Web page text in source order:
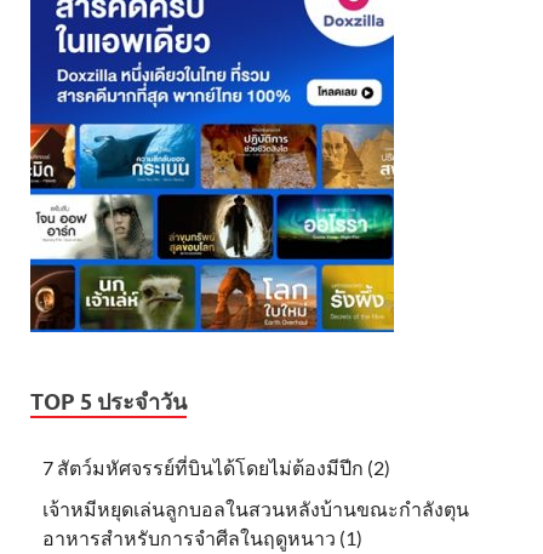
TOP 5 ประจำวัน
7 สัตว์มหัศจรรย์ที่บินได้โดยไม่ต้องมีปีก (2)
เจ้าหมีหยุดเล่นลูกบอลในสวนหลังบ้านขณะกำลังตุน
อาหารสำหรับการจำศีลในฤดูหนาว (1)